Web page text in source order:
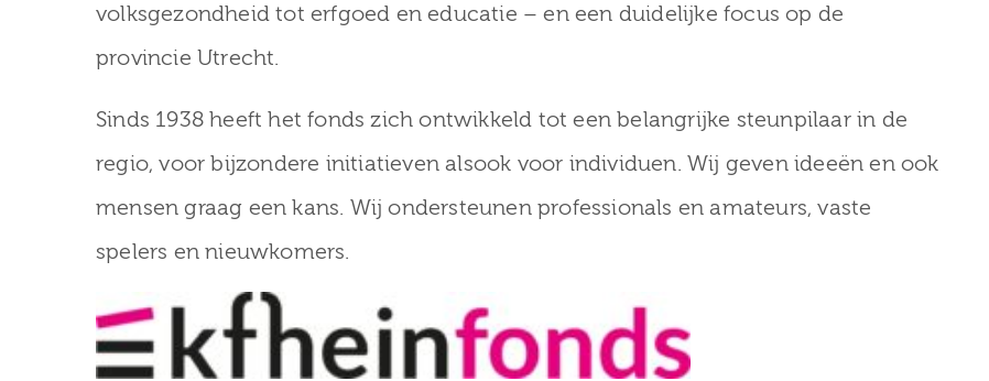
volksgezondheid tot erfgoed en educatie – en een duidelijke focus op de
provincie Utrecht.
Sinds 1938 heeft het fonds zich ontwikkeld tot een belangrijke steunpilaar in de
regio, voor bijzondere initiatieven alsook voor individuen. Wij geven ideeën en ook
mensen graag een kans. Wij ondersteunen professionals en amateurs, vaste
spelers en nieuwkomers.